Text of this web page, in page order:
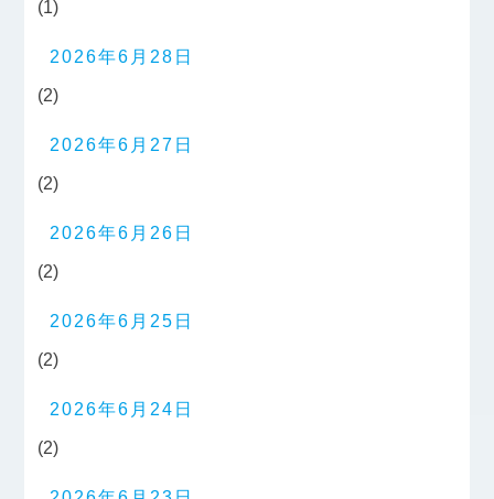
(1)
2026年6月28日
(2)
2026年6月27日
(2)
2026年6月26日
(2)
2026年6月25日
(2)
2026年6月24日
(2)